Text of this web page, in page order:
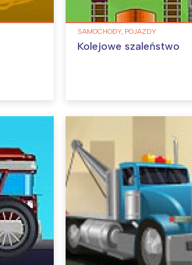
SAMOCHODY, POJAZDY
Kolejowe szaleństwo